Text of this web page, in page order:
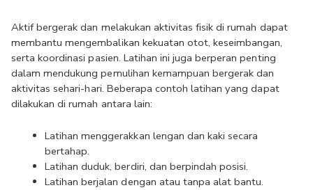
Aktif bergerak dan melakukan aktivitas fisik di rumah dapat
membantu mengembalikan kekuatan otot, keseimbangan,
serta koordinasi pasien. Latihan ini juga berperan penting
dalam mendukung pemulihan kemampuan bergerak dan
aktivitas sehari-hari. Beberapa contoh latihan yang dapat
dilakukan di rumah antara lain:
Latihan menggerakkan lengan dan kaki secara
bertahap.
Latihan duduk, berdiri, dan berpindah posisi.
Latihan berjalan dengan atau tanpa alat bantu.